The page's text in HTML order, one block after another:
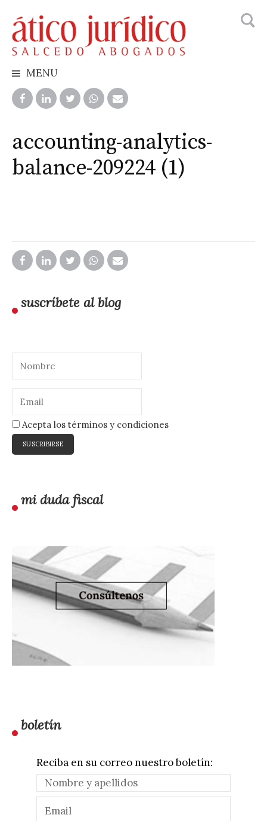
to
content
MENU
accounting-analytics-
balance-209224 (1)
suscríbete al blog
Acepta los términos y condiciones
mi duda fiscal
boletín
Reciba en su correo nuestro boletín: